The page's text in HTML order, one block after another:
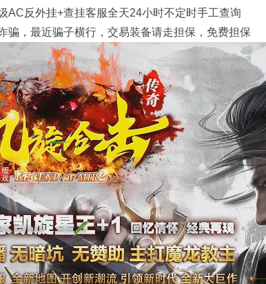
AC反外挂+查挂客服全天24小时不定时手工查询
骗，最近骗子横行，交易装备请走担保，免费担保